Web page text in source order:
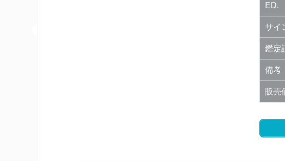
ED.
サイ
鑑定
備考
販売